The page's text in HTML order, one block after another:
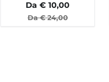
Da € 10,00
Da €24,00